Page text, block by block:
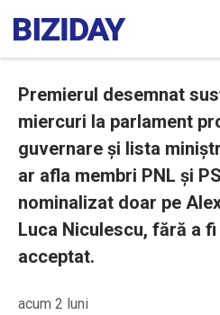
Premierul desemnat
miercuri la parlament
guvernare și lista
ar afla membri PNL și
nominalizat doar pe
Luca Niculescu, fără a
acceptat.
acum 2 luni